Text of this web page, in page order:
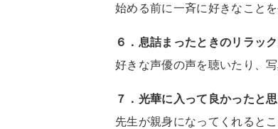
始める前に一斉に好きなこと
６．息詰まったときのリラッ
好きな声優の声を聴いたり、
７．光華に入って良かったと
先生が親身になってくれると